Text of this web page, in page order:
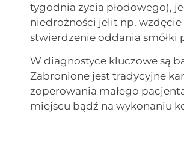
tygodnia życia płodowego),
niedrożności jelit np.
stwierdzenie oddania smółki
W diagnostyce kluczowe są
Zabronione jest tradycyjne
zoperowania małego
miejscu bądź na wykonaniu